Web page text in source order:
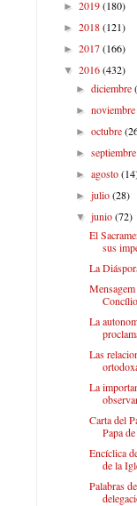
► 2019(180)
► 2018(121)
► 2017(166)
▼ 2016(432)
►diciembre
►
►octubre
►
►agosto
►julio(28)
▼junio(72)
El
sus
La
La
Las
La
Carta del
Papa
Encíclica
de la
Palabras